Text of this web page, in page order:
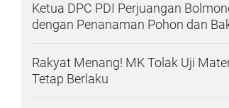
Ketua DPC PDI Perjuangan
dengan Penanaman Pohon dan
Rakyat Menang! MK Tolak Uji
Tetap Berlaku